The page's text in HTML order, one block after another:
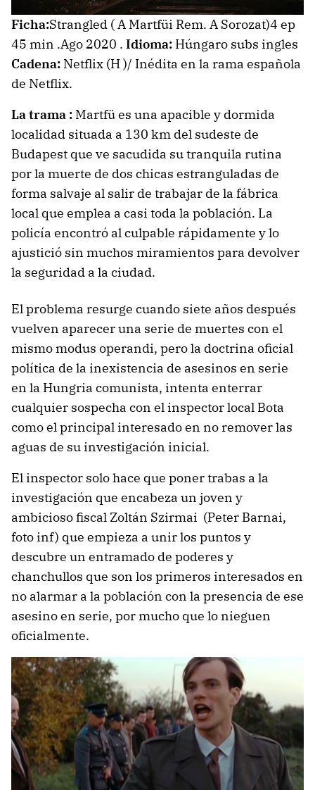
Ficha:Strangled ( A Martfüi Rem. A Sorozat)4 ep
45 min .Ago 2020 . Idioma: Húngaro subs ingles
Cadena: Netflix (H )/ Inédita en la rama española
de Netflix.
La trama : Martfü es una apacible y dormida
localidad situada a 130 km del sudeste de
Budapest que ve sacudida su tranquila rutina
por la muerte de dos chicas estranguladas de
forma salvaje al salir de trabajar de la fábrica
local que emplea a casi toda la población. La
policía encontró al culpable rápidamente y lo
ajustició sin muchos miramientos para devolver
la seguridad a la ciudad.
El problema resurge cuando siete años después
vuelven aparecer una serie de muertes con el
mismo modus operandi, pero la doctrina oficial
política de la inexistencia de asesinos en serie
en la Hungria comunista, intenta enterrar
cualquier sospecha con el inspector local Bota
como el principal interesado en no remover las
aguas de su investigación inicial.
El inspector solo hace que poner trabas a la
investigación que encabeza un joven y
ambicioso fiscal Zoltán Szirmai (Peter Barnai,
foto inf) que empieza a unir los puntos y
descubre un entramado de poderes y
chanchullos que son los primeros interesados en
no alarmar a la población con la presencia de ese
asesino en serie, por mucho que lo nieguen
oficialmente.